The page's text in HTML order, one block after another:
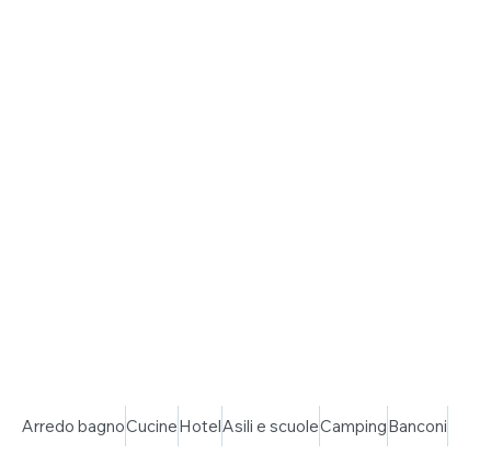
Arredo bagnoCucineHotelAsili e scuoleCampingBanconi